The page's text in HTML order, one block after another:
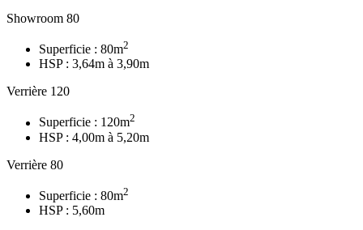
Showroom 80
Superficie : 80m2
HSP : 3,64m à 3,90m
Verrière 120
Superficie : 120m2
HSP : 4,00m à 5,20m
Verrière 80
Superficie : 80m2
HSP : 5,60m